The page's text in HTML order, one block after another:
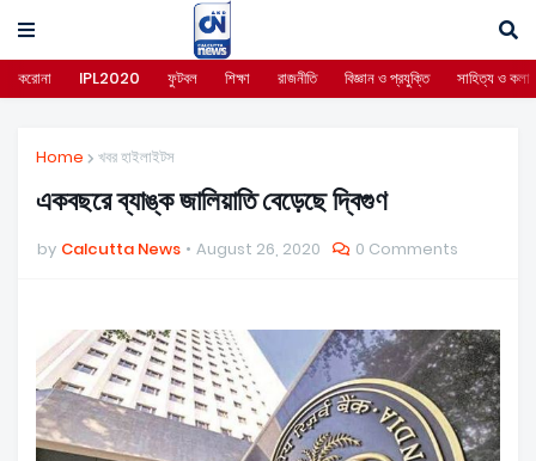
করোনা IPL2020 ফুটবল শিক্ষা রাজনীতি বিজ্ঞান ও প্রযুক্তি সাহিত্য ও কলা
Home খবর হাইলাইটস
একবছরে ব্যাঙ্ক জালিয়াতি বেড়েছে দ্বিগুণ
by Calcutta News August 26, 2020 0 Comments